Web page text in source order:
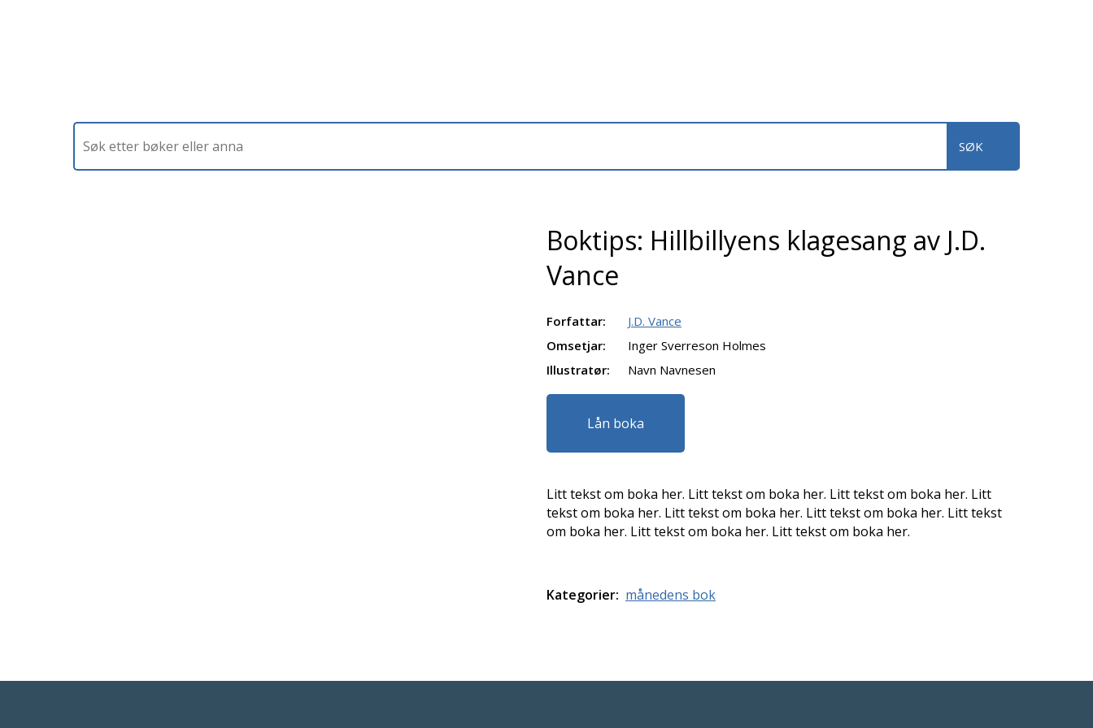
Boktips: Hillbillyens klagesang av J.D.
Vance
Forfattar:
J.D. Vance
Omsetjar:
Inger Sverreson Holmes
Illustratør:
Navn Navnesen
Lån boka
Litt tekst om boka her. Litt tekst om boka her. Litt tekst om boka her. Litt
tekst om boka her. Litt tekst om boka her. Litt tekst om boka her. Litt tekst
om boka her. Litt tekst om boka her. Litt tekst om boka her.
Kategorier: månedens bok